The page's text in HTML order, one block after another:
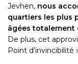
Jevhen, nous
quartiers les plus
âgées totalement
De plus, cet
Point d’invincibilité